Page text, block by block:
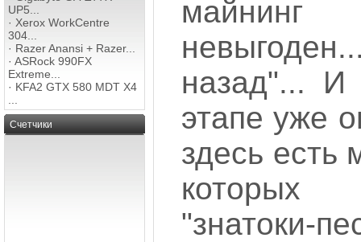
UP5...
· Xerox WorkCentre
304...
· Razer Anansi + Razer...
· ASRock 990FX
Extreme...
· KFA2 GTX 580 MDT X4
Счетчики
назад"... И
этапе уже
здесь есть
"знатоки-